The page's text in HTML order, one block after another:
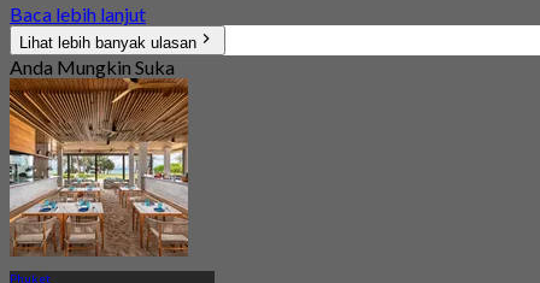
Baca lebih lanjut
Lihat lebih banyak ulasan
Anda Mungkin Suka
Phuket